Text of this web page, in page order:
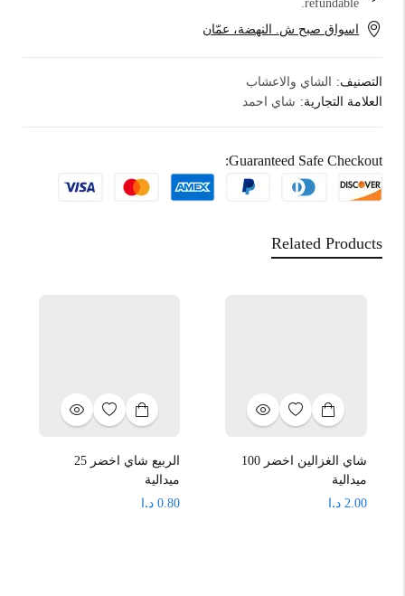
refundable.
اسواق صبح ش. النهضة، عمّان
التصنيف:
الشاي والاعشاب
العلامة التجارية: شاي احمد
Guaranteed Safe Checkout:
Related Products
شاي الغزالين اخضر 100
ميدالية
2.00 د.ا
الربيع شاي اخضر 25
ميدالية
0.80 د.ا